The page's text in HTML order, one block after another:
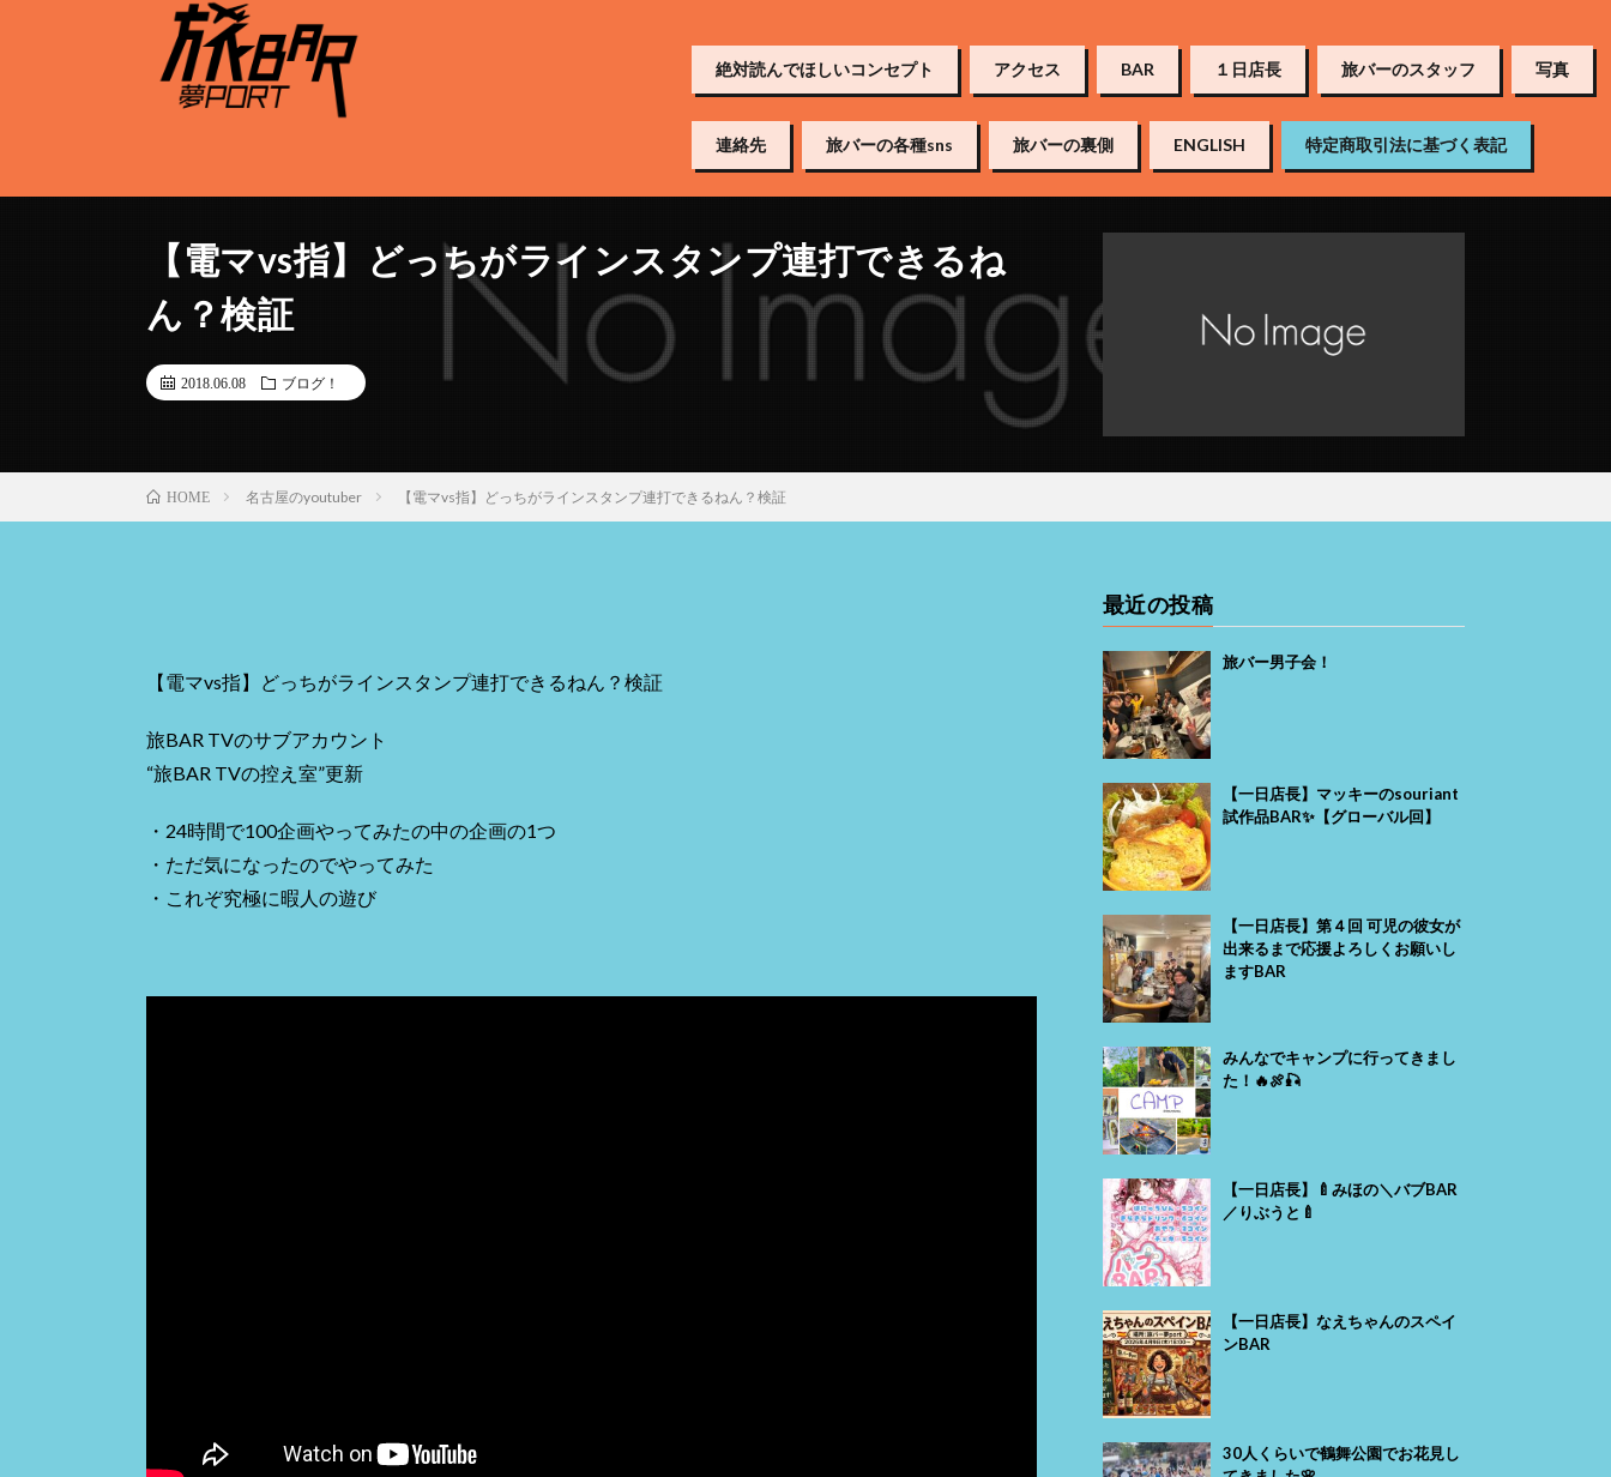
絶対読んでほしいコンセプト アクセス BAR １日店長 旅バーのスタッフ 写真
連絡先 旅バーの各種sns 旅バーの裏側 ENGLISH 特定商取引法に基づく表記
【電マvs指】どっちがラインスタンプ連打できるね
ん？検証
2018.06.08 ブログ！
HOME 名古屋のyoutuber 【電マvs指】どっちがラインスタンプ連打できるねん？検証
【電マvs指】どっちがラインスタンプ連打できるねん？検証
旅BAR TVのサブアカウント
“旅BAR TVの控え室”更新
・24時間で100企画やってみたの中の企画の1つ
・ただ気になったのでやってみた
・これぞ究極に暇人の遊び
最近の投稿
旅バー男子会！
【一日店長】マッキーのsouriant
試作品BAR✨【グローバル回】
【一日店長】第４回 可児の彼女が
出来るまで応援よろしくお願いし
ますBAR
みんなでキャンプに行ってきまし
た！🔥🍖🎣
【一日店長】🍼みほの＼バブBAR
／りぶうと🍼
【一日店長】なえちゃんのスペイ
ンBAR
30人くらいで鶴舞公園でお花見し